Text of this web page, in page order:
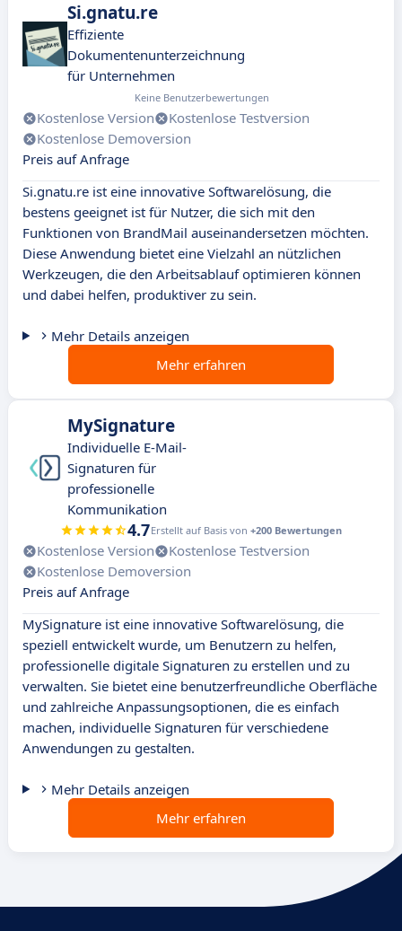
Si.gnatu.re
Effiziente
Dokumentenunterzeichnung
für Unternehmen
Keine Benutzerbewertungen
Kostenlose Version
Kostenlose Testversion
Kostenlose Demoversion
Preis auf Anfrage
Si.gnatu.re ist eine innovative Softwarelösung, die
bestens geeignet ist für Nutzer, die sich mit den
Funktionen von BrandMail auseinandersetzen möchten.
Diese Anwendung bietet eine Vielzahl an nützlichen
Werkzeugen, die den Arbeitsablauf optimieren können
und dabei helfen, produktiver zu sein.
Mehr Details anzeigen
Mehr erfahren
MySignature
Individuelle E-Mail-
Signaturen für
professionelle
Kommunikation
4.7Erstellt auf Basis von +200 Bewertungen
Kostenlose Version
Kostenlose Testversion
Kostenlose Demoversion
Preis auf Anfrage
MySignature ist eine innovative Softwarelösung, die
speziell entwickelt wurde, um Benutzern zu helfen,
professionelle digitale Signaturen zu erstellen und zu
verwalten. Sie bietet eine benutzerfreundliche Oberfläche
und zahlreiche Anpassungsoptionen, die es einfach
machen, individuelle Signaturen für verschiedene
Anwendungen zu gestalten.
Mehr Details anzeigen
Mehr erfahren